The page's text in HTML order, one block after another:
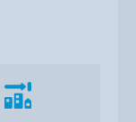
Vzdialenosť